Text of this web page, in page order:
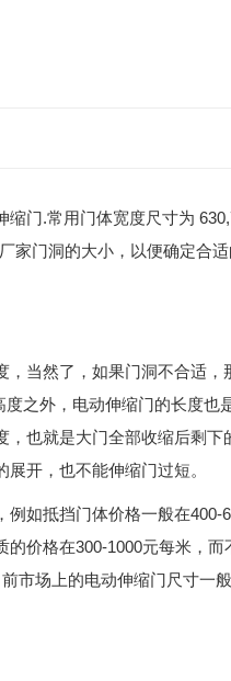
门.常用门体宽度尺寸为
家门洞的大小，以便确定合
当然了，如果门洞不合适，
之外，电动伸缩门的长度
也就是大门全部收缩后剩
开，也不能伸缩门过短。
如抵挡门体价格一般在
价格在300-1000元每米，
市场上的电动伸缩门尺寸一